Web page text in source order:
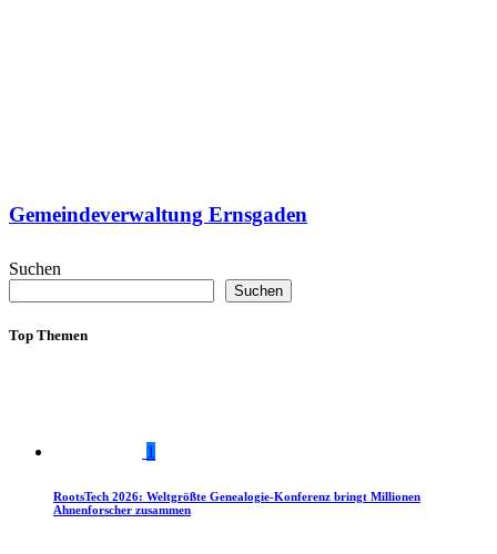
Gemeindeverwaltung Ernsgaden
Suchen
Suchen
Top Themen
1
RootsTech 2026: Weltgrößte Genealogie-Konferenz bringt Millionen
Ahnenforscher zusammen